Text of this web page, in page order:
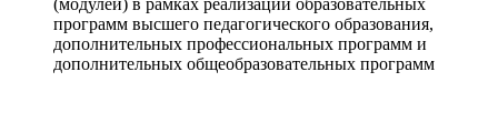
(модулей) в рамках реализации образовательных
программ высшего педагогического образования,
дополнительных профессиональных программ и
дополнительных общеобразовательных программ